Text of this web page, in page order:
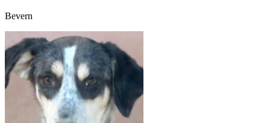
Bevern